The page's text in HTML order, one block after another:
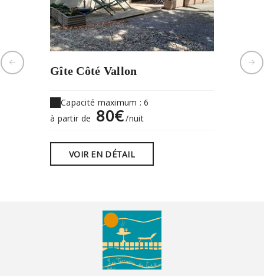
Gîte Côté Vallon
Capacité maximum : 6
à partir de 80€/nuit
VOIR EN DÉTAIL
Gîte